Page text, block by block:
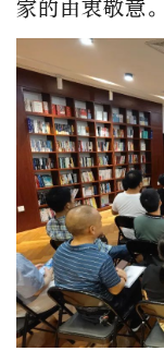
家的由衷敬意。